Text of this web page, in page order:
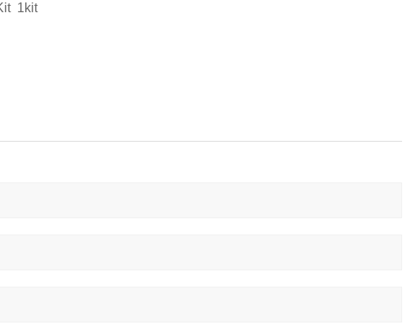
1kit